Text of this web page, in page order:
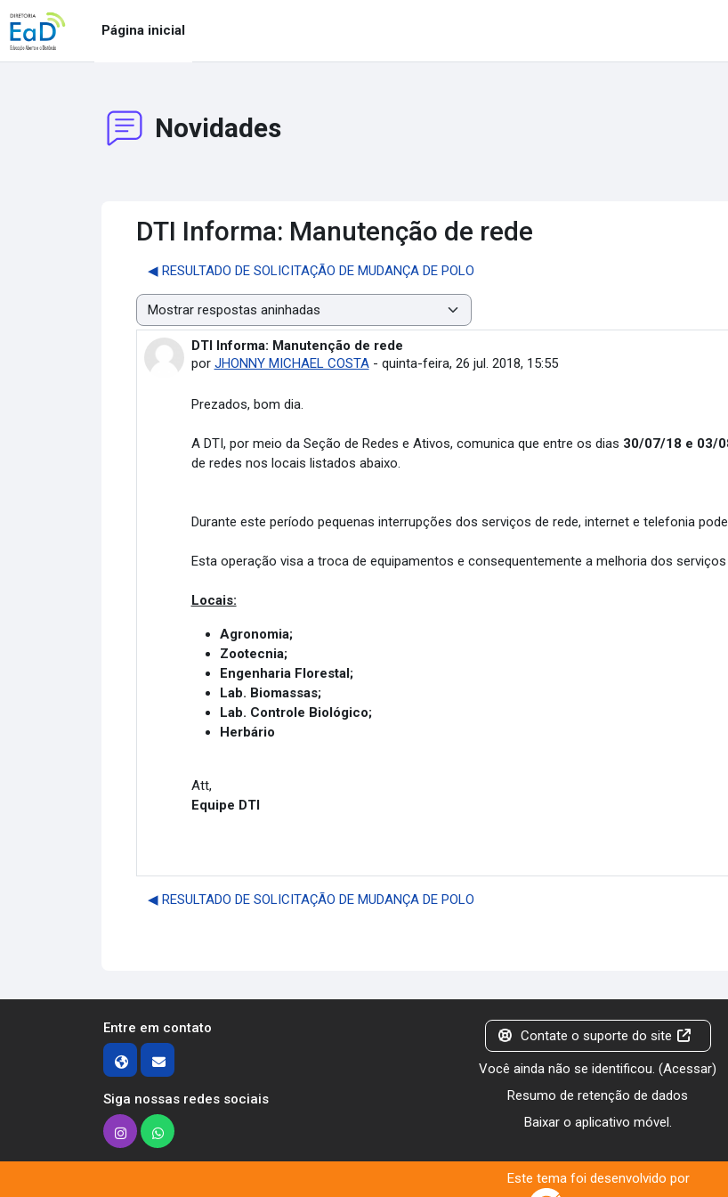
Ir para o conteúdo principal
Página inicial
Novidades
DTI Informa: Manutenção de rede
◀︎ RESULTADO DE SOLICITAÇÃO DE MUDANÇA DE POLO
Modo de visualização
DTI Informa: Manutenção de rede
por JHONNY MICHAEL COSTA- quinta-feira, 26 jul. 2018, 15:55
Número de respostas: 0
Prezados, bom dia.
A DTI, por meio da Seção de Redes e Ativos, comunica que entre os dias 30/07/18 e 03/
de redes nos locais listados abaixo.
Durante este período pequenas interrupções dos serviços de rede, internet e telefonia
Esta operação visa a troca de equipamentos e consequentemente a melhoria dos serviços
Locais:
Agronomia;
Zootecnia;
Engenharia Florestal;
Lab. Biomassas;
Lab. Controle Biológico;
Herbário
Att,
Equipe DTI
◀︎ RESULTADO DE SOLICITAÇÃO DE MUDANÇA DE POLO
Entre em contato
Siga nossas redes sociais
Contate o suporte do site
Você ainda não se identificou. (Acessar)
Resumo de retenção de dados
Baixar o aplicativo móvel.
Este tema foi desenvolvido por